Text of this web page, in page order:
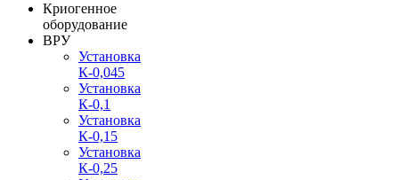
Криогенное
оборудование
ВРУ
Установка
К-0,045
Установка
К-0,1
Установка
К-0,15
Установка
К-0,25